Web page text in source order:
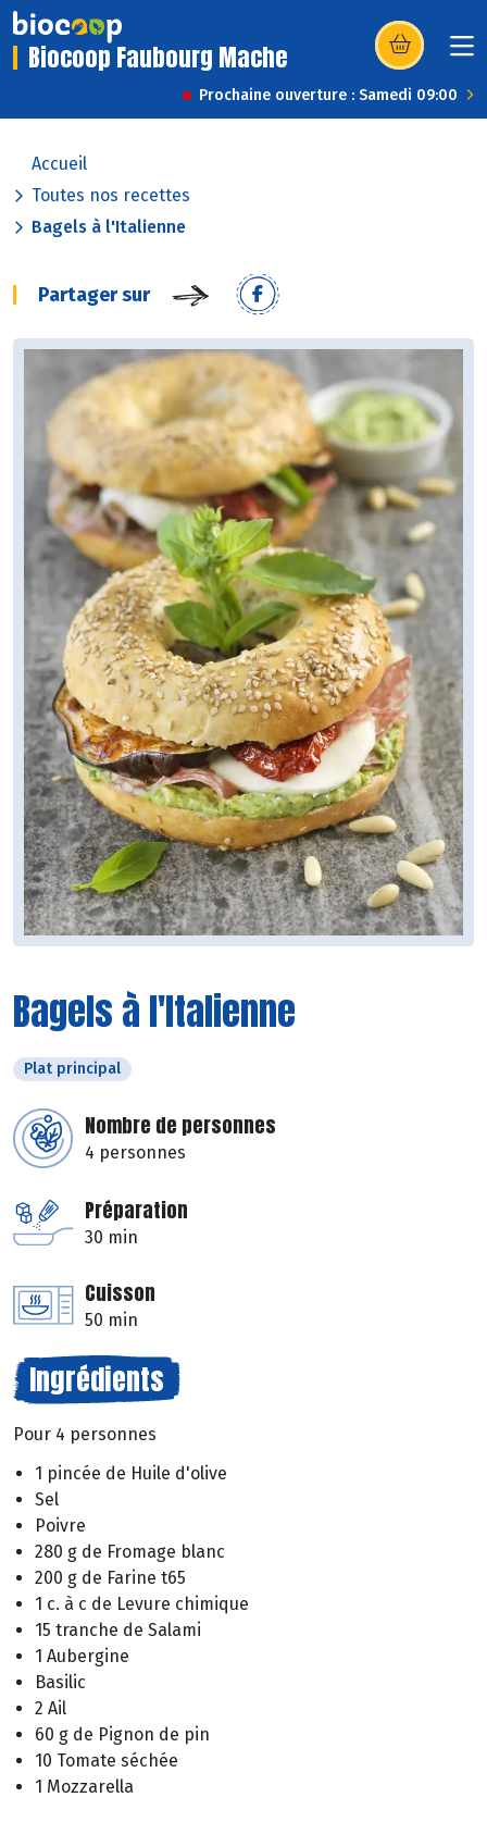
Biocoop Faubourg Mache (s’ouvre dans
Prochaine ouverture : Samedi 09:00
Accueil
Toutes nos recettes
Bagels à l'Italienne
Partager sur
Bagels à l'Italienne
Plat principal
Nombre de personnes
4 personnes
Préparation
30 min
Cuisson
50 min
Ingrédients
Pour 4 personnes
1 pincée de Huile d'olive
Sel
Poivre
280 g de Fromage blanc
200 g de Farine t65
1 c. à c de Levure chimique
15 tranche de Salami
1 Aubergine
Basilic
2 Ail
60 g de Pignon de pin
10 Tomate séchée
1 Mozzarella